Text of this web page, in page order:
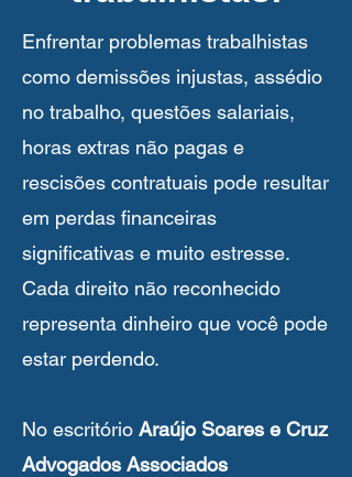
​​​​Enfrentar problemas trabalhistas
como demissões injustas, assédio
no trabalho, questões salariais,
horas extras não pagas e
rescisões contratuais pode resultar
em perdas financeiras
significativas e muito estresse.
Cada direito não reconhecido
representa dinheiro que você pode
estar perdendo.
No escritório Araújo Soares e Cruz
Advogados Associados